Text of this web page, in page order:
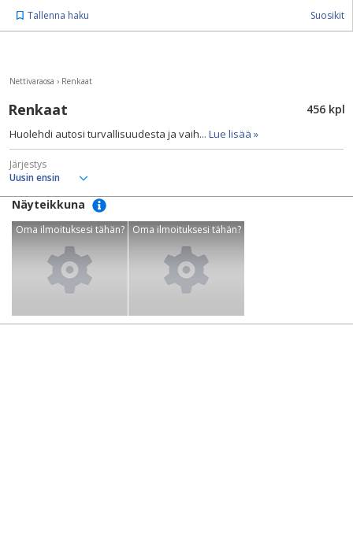
Tallenna haku Suosikit
Nettivaraosa › Renkaat
Renkaat 456 kpl
Huolehdi autosi turvallisuudesta ja vaih... Lue lisää »
Järjestys
Näyteikkuna
Oma ilmoituksesi tähän? Oma ilmoituksesi tähän?